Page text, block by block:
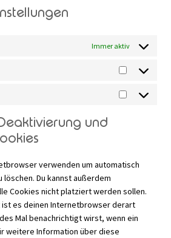
Immer aktiv
Statistiken
Marketing
und
verwenden um automatisch
Du kannst außerdem
Cookies nicht platziert werden sollen.
ist es deinen Internetbrowser derart
Mal benachrichtigt wirst, wenn ein
weitere Information über diese